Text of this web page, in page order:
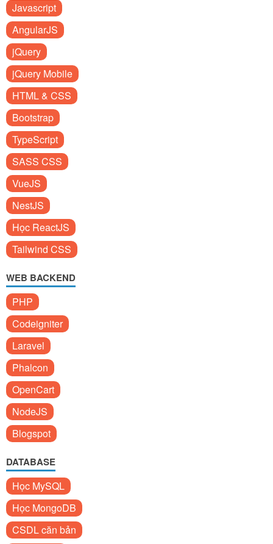
Javascript
AngularJS
jQuery
jQuery Mobile
HTML & CSS
Bootstrap
TypeScript
SASS CSS
VueJS
NestJS
Học ReactJS
Tailwind CSS
WEB BACKEND
PHP
Codeigniter
Laravel
Phalcon
OpenCart
NodeJS
Blogspot
DATABASE
Học MySQL
Học MongoDB
CSDL căn bản